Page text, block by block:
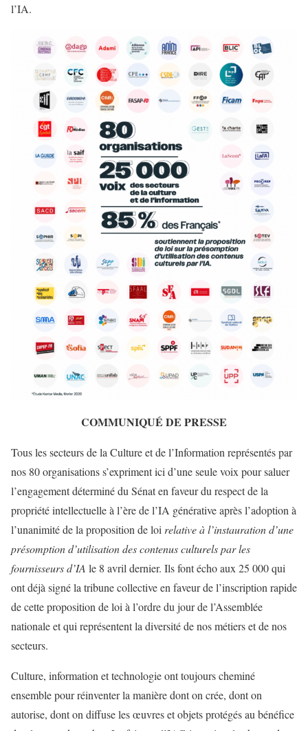
l’IA.
COMMUNIQUÉ DE PRESSE
Tous les secteurs de la Culture et de l’Information représentés par
nos 80 organisations s’expriment ici d’une seule voix pour saluer
l’engagement déterminé du Sénat en faveur du respect de la
propriété intellectuelle à l’ère de l’IA générative après l’adoption à
l’unanimité de la proposition de loi relative à l’instauration d’une
présomption d’utilisation des contenus culturels par les
fournisseurs d’IA le 8 avril dernier. Ils font écho aux 25 000 qui
ont déjà signé la tribune collective en faveur de l’inscription rapide
de cette proposition de loi à l’ordre du jour de l’Assemblée
nationale et qui représentent la diversité de nos métiers et de nos
secteurs.
Culture, information et technologie ont toujours cheminé
ensemble pour réinventer la manière dont on crée, dont on
autorise, dont on diffuse les œuvres et objets protégés au bénéfice